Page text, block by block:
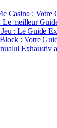
Casino : Votre
Le meilleur
: Le Guide
: Votre
Exhaustiv